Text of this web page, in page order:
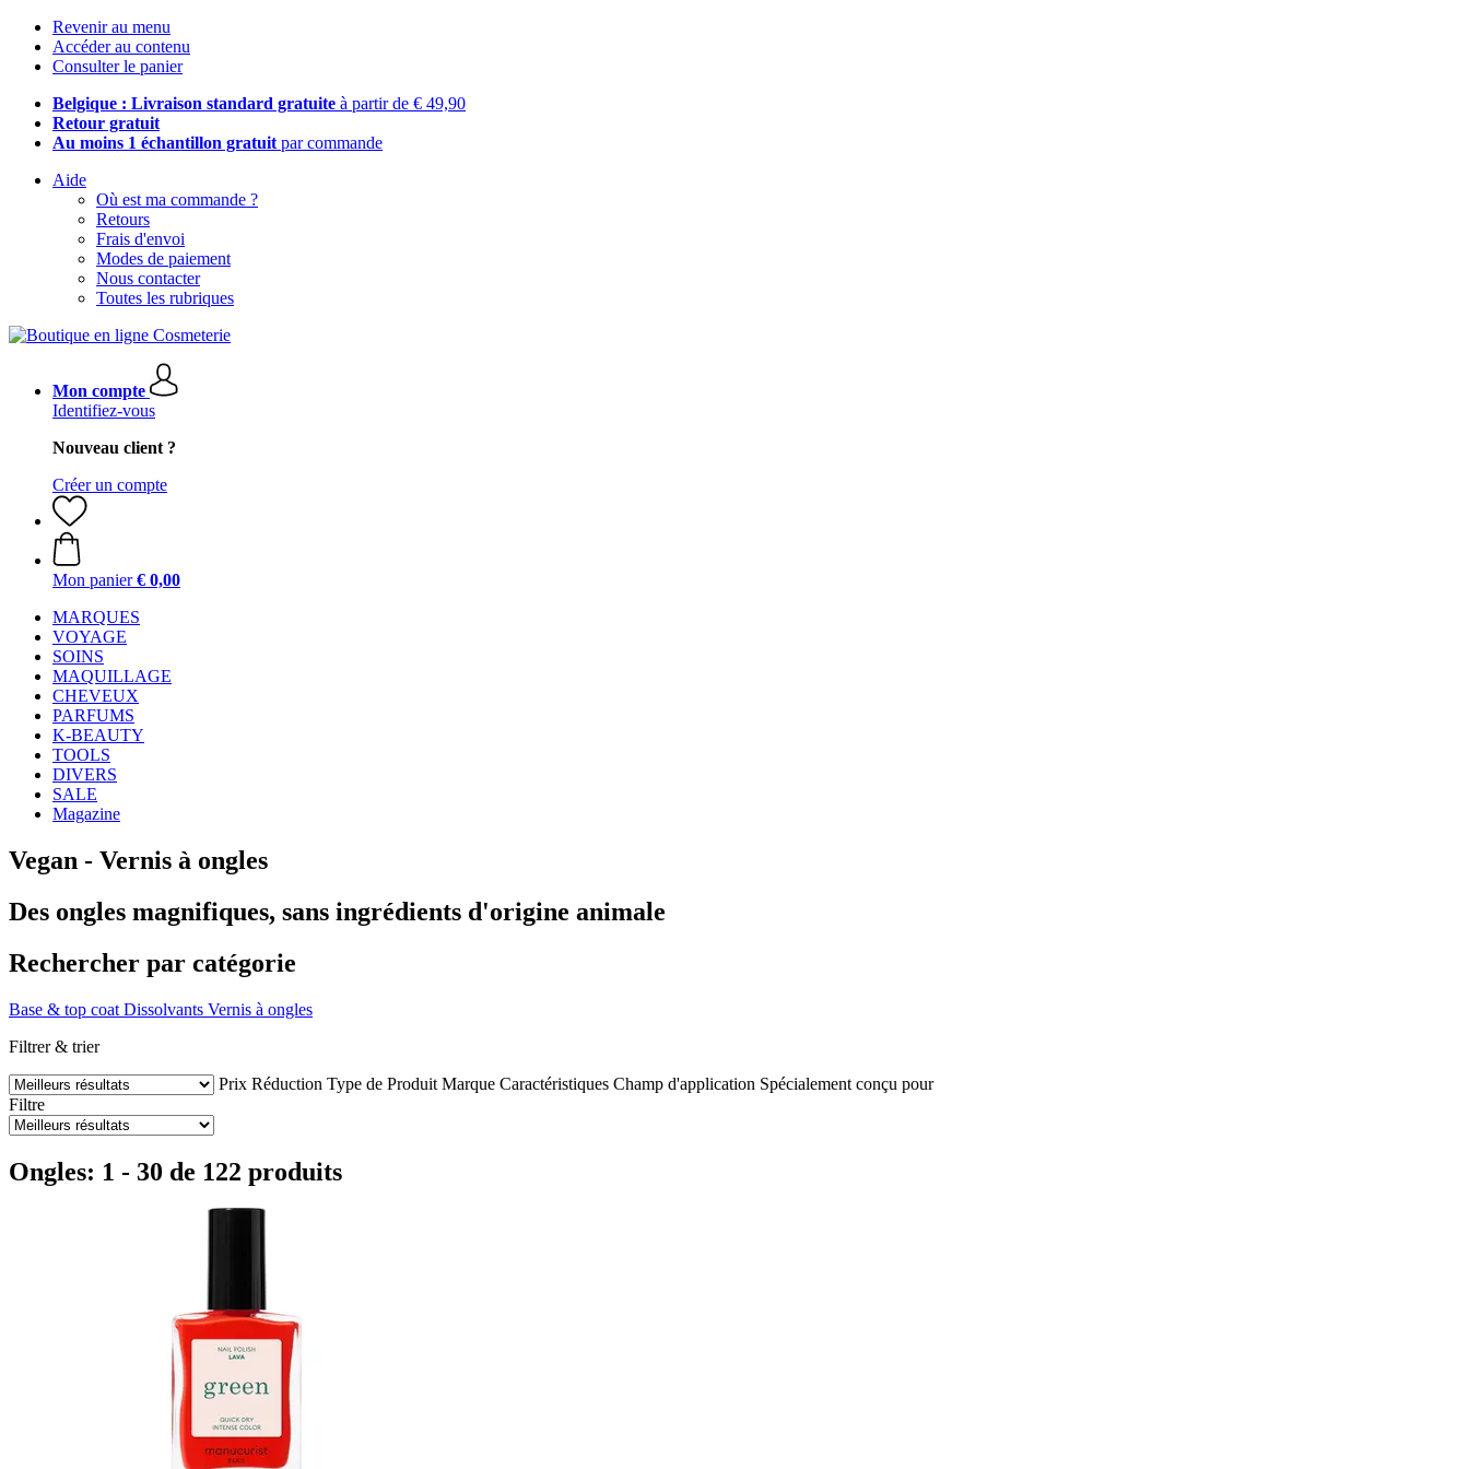
Revenir au menu
Accéder au contenu
Consulter le panier
Belgique : Livraison standard gratuite à partir de € 49,90
Retour gratuit
Au moins 1 échantillon gratuit par commande
Aide
Où est ma commande ?
Retours
Frais d'envoi
Modes de paiement
Nous contacter
Toutes les rubriques
Mon compte
Identifiez-vous
Nouveau client ?
Créer un compte
Mon panier € 0,00
MARQUES
VOYAGE
SOINS
MAQUILLAGE
CHEVEUX
PARFUMS
K-BEAUTY
TOOLS
DIVERS
SALE
Magazine
Vegan - Vernis à ongles
Des ongles magnifiques, sans ingrédients d'origine animale
Rechercher par catégorie
Base & top coat Dissolvants Vernis à ongles
Filtrer & trier
Prix Réduction Type de Produit Marque Caractéristiques Champ d'application Spécialement conçu pour
Filtre
Ongles: 1 - 30 de 122 produits